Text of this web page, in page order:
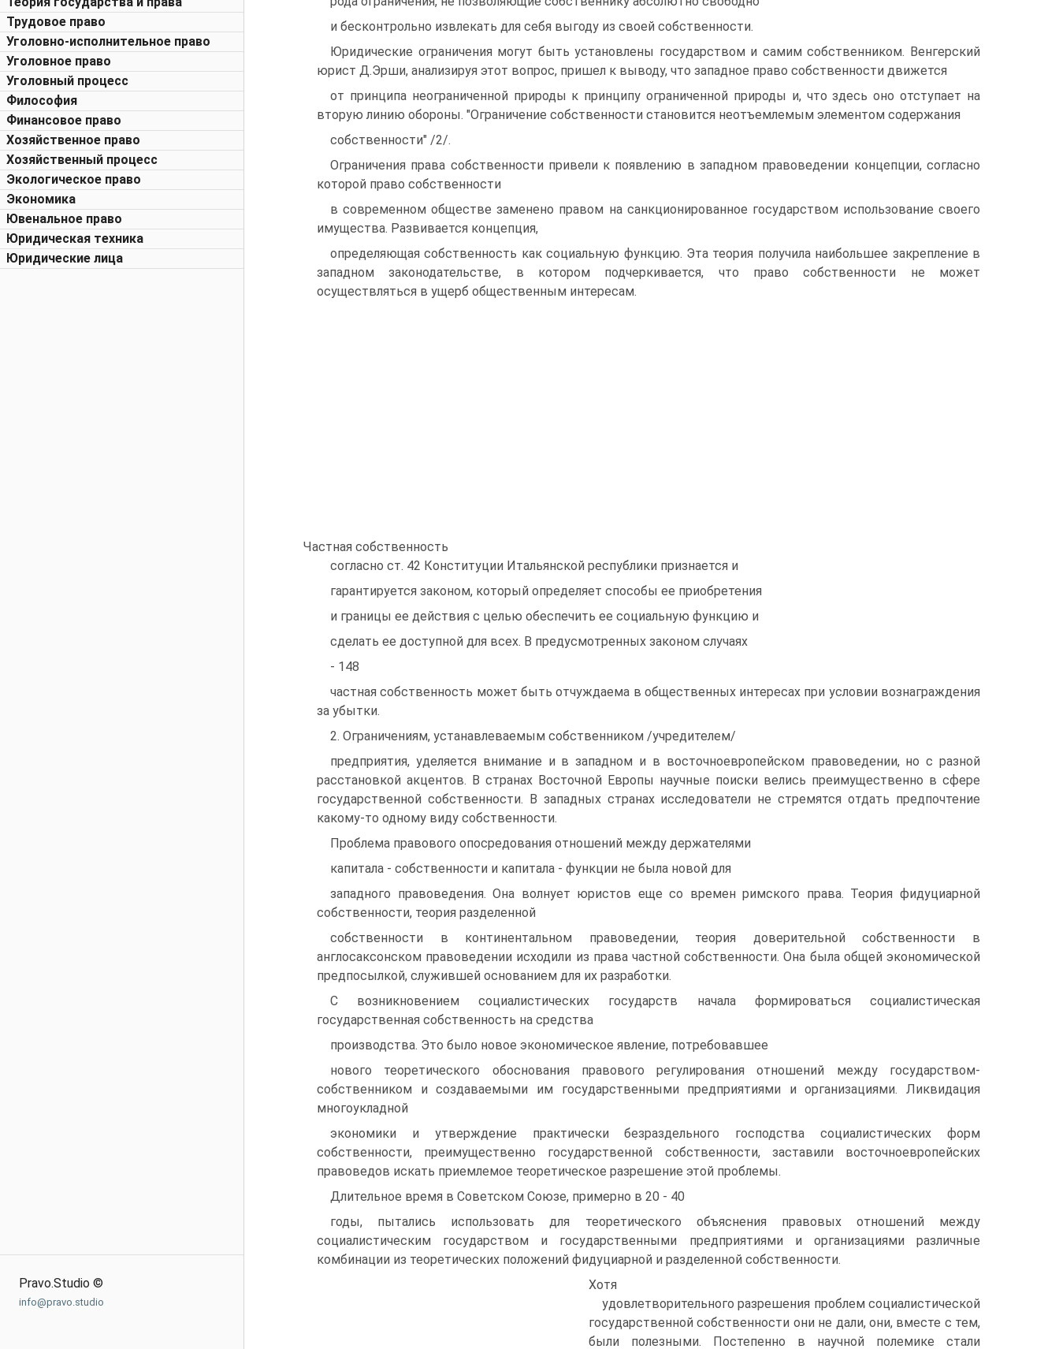
Трудовое право
Уголовно-исполнительное право
Уголовное право
Уголовный процесс
Философия
Финансовое право
Хозяйственное право
Хозяйственный процесс
Экологическое право
Экономика
Ювенальное право
Юридическая техника
Юридические лица
Pravo.Studio ©
info@pravo.studio
и бесконтрольно извлекать для себя выгоду из своей собственности.
Юридические ограничения могут быть установлены государством и самим собственником. Венгерский
юрист Д.Эрши, анализируя этот вопрос, пришел к выводу, что западное право собственности движется
от принципа неограниченной природы к принципу ограниченной природы и, что здесь оно отступает на
вторую линию обороны. "Ограничение собственности становится неотъемлемым элементом содержания
собственности" /2/.
Ограничения права собственности привели к появлению в западном правоведении концепции, согласно
которой право собственности
в современном обществе заменено правом на санкционированное государством использование своего
имущества. Развивается концепция,
определяющая собственность как социальную функцию. Эта теория получила наибольшее закрепление в
западном законодательстве, в котором подчеркивается, что право собственности не может
осуществляться в ущерб общественным интересам.
Частная собственность
согласно ст. 42 Конституции Итальянской республики признается и
гарантируется законом, который определяет способы ее приобретения
и границы ее действия с целью обеспечить ее социальную функцию и
сделать ее доступной для всех. В предусмотренных законом случаях
- 148
частная собственность может быть отчуждаема в общественных интересах при условии вознаграждения
за убытки.
2. Ограничениям, устанавлеваемым собственником /учредителем/
предприятия, уделяется внимание и в западном и в восточноевропейском правоведении, но с разной
расстановкой акцентов. В странах Восточной Европы научные поиски велись преимущественно в сфере
государственной собственности. В западных странах исследователи не стремятся отдать предпочтение
какому-то одному виду собственности.
Проблема правового опосредования отношений между держателями
капитала - собственности и капитала - функции не была новой для
западного правоведения. Она волнует юристов еще со времен римского права. Теория фидуциарной
собственности, теория разделенной
собственности в континентальном правоведении, теория доверительной собственности в
англосаксонском правоведении исходили из права частной собственности. Она была общей экономической
предпосылкой, служившей основанием для их разработки.
С возникновением социалистических государств начала формироваться социалистическая
государственная собственность на средства
производства. Это было новое экономическое явление, потребовавшее
нового теоретического обоснования правового регулирования отношений между государством-
собственником и создаваемыми им государственными предприятиями и организациями. Ликвидация
многоукладной
экономики и утверждение практически безраздельного господства социалистических форм
собственности, преимущественно государственной собственности, заставили восточноевропейских
правоведов искать приемлемое теоретическое разрешение этой проблемы.
Длительное время в Советском Союзе, примерно в 20 - 40
годы, пытались использовать для теоретического объяснения правовых отношений между
социалистическим государством и государственными предприятиями и организациями различные
комбинации из теоретических положений фидуциарной и разделенной собственности.
Хотя
удовлетворительного разрешения проблем социалистической
государственной собственности они не дали, они, вместе с тем,
были полезными. Постепенно в научной полемике стали